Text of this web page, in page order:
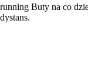
running Buty na co
dystans.